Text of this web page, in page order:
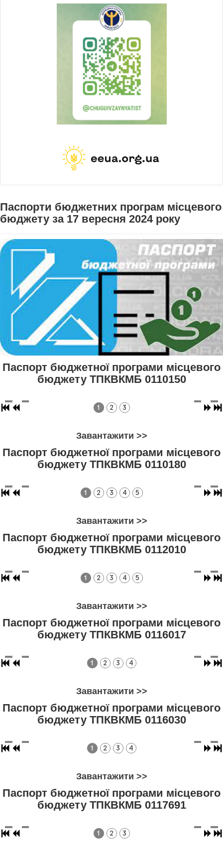
Паспорти бюджетних програм місцевого
бюджету за 17 вересня 2024 року
Паспорт бюджетної програми місцевого
бюджету ТПКВКМБ 0110150
1 2 3
Завантажити >>
Паспорт бюджетної програми місцевого
бюджету ТПКВКМБ 0110180
1 2 3 4 5
Завантажити >>
Паспорт бюджетної програми місцевого
бюджету ТПКВКМБ 0112010
1 2 3 4 5
Завантажити >>
Паспорт бюджетної програми місцевого
бюджету ТПКВКМБ 0116017
1 2 3 4
Завантажити >>
Паспорт бюджетної програми місцевого
бюджету ТПКВКМБ 0116030
1 2 3 4
Завантажити >>
Паспорт бюджетної програми місцевого
бюджету ТПКВКМБ 0117691
1 2 3